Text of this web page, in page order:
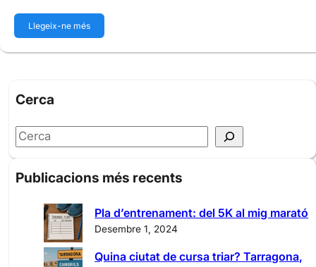
Llegeix-ne més
Cerca
S
a
Publicacions més recents
Pla d’entrenament: del 5K al mig marató
Desembre 1, 2024
Quina ciutat de cursa triar? Tarragona,